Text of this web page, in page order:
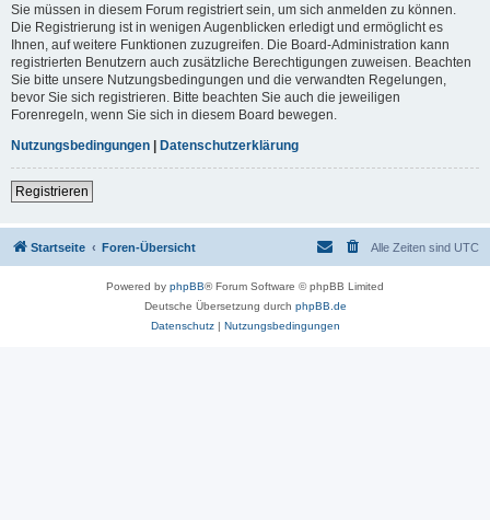
Sie müssen in diesem Forum registriert sein, um sich anmelden zu können.
Die Registrierung ist in wenigen Augenblicken erledigt und ermöglicht es
Ihnen, auf weitere Funktionen zuzugreifen. Die Board-Administration kann
registrierten Benutzern auch zusätzliche Berechtigungen zuweisen. Beachten
Sie bitte unsere Nutzungsbedingungen und die verwandten Regelungen,
bevor Sie sich registrieren. Bitte beachten Sie auch die jeweiligen
Forenregeln, wenn Sie sich in diesem Board bewegen.
Nutzungsbedingungen | Datenschutzerklärung
Registrieren
Startseite Foren-Übersicht Alle Zeiten sind UTC
Powered by phpBB® Forum Software © phpBB Limited
Deutsche Übersetzung durch phpBB.de
Datenschutz| Nutzungsbedingungen